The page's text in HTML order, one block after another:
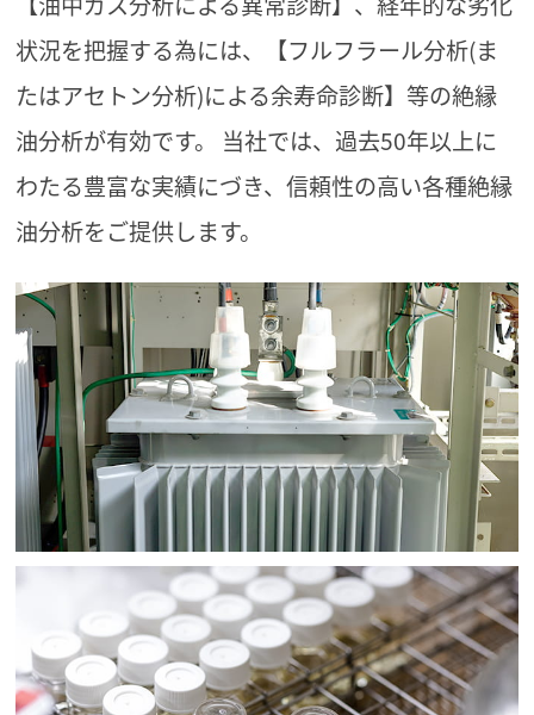
状況を把握する為には、【フルフラール分析(ま
たはアセトン分析)による余寿命診断】等の絶縁
油分析が有効です。
当社では、過去50年以上に
わたる豊富な実績にづき、信頼性の高い各種絶縁
油分析をご提供します。